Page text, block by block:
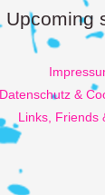
Upcoming
Datenschutz &
Links, Friends